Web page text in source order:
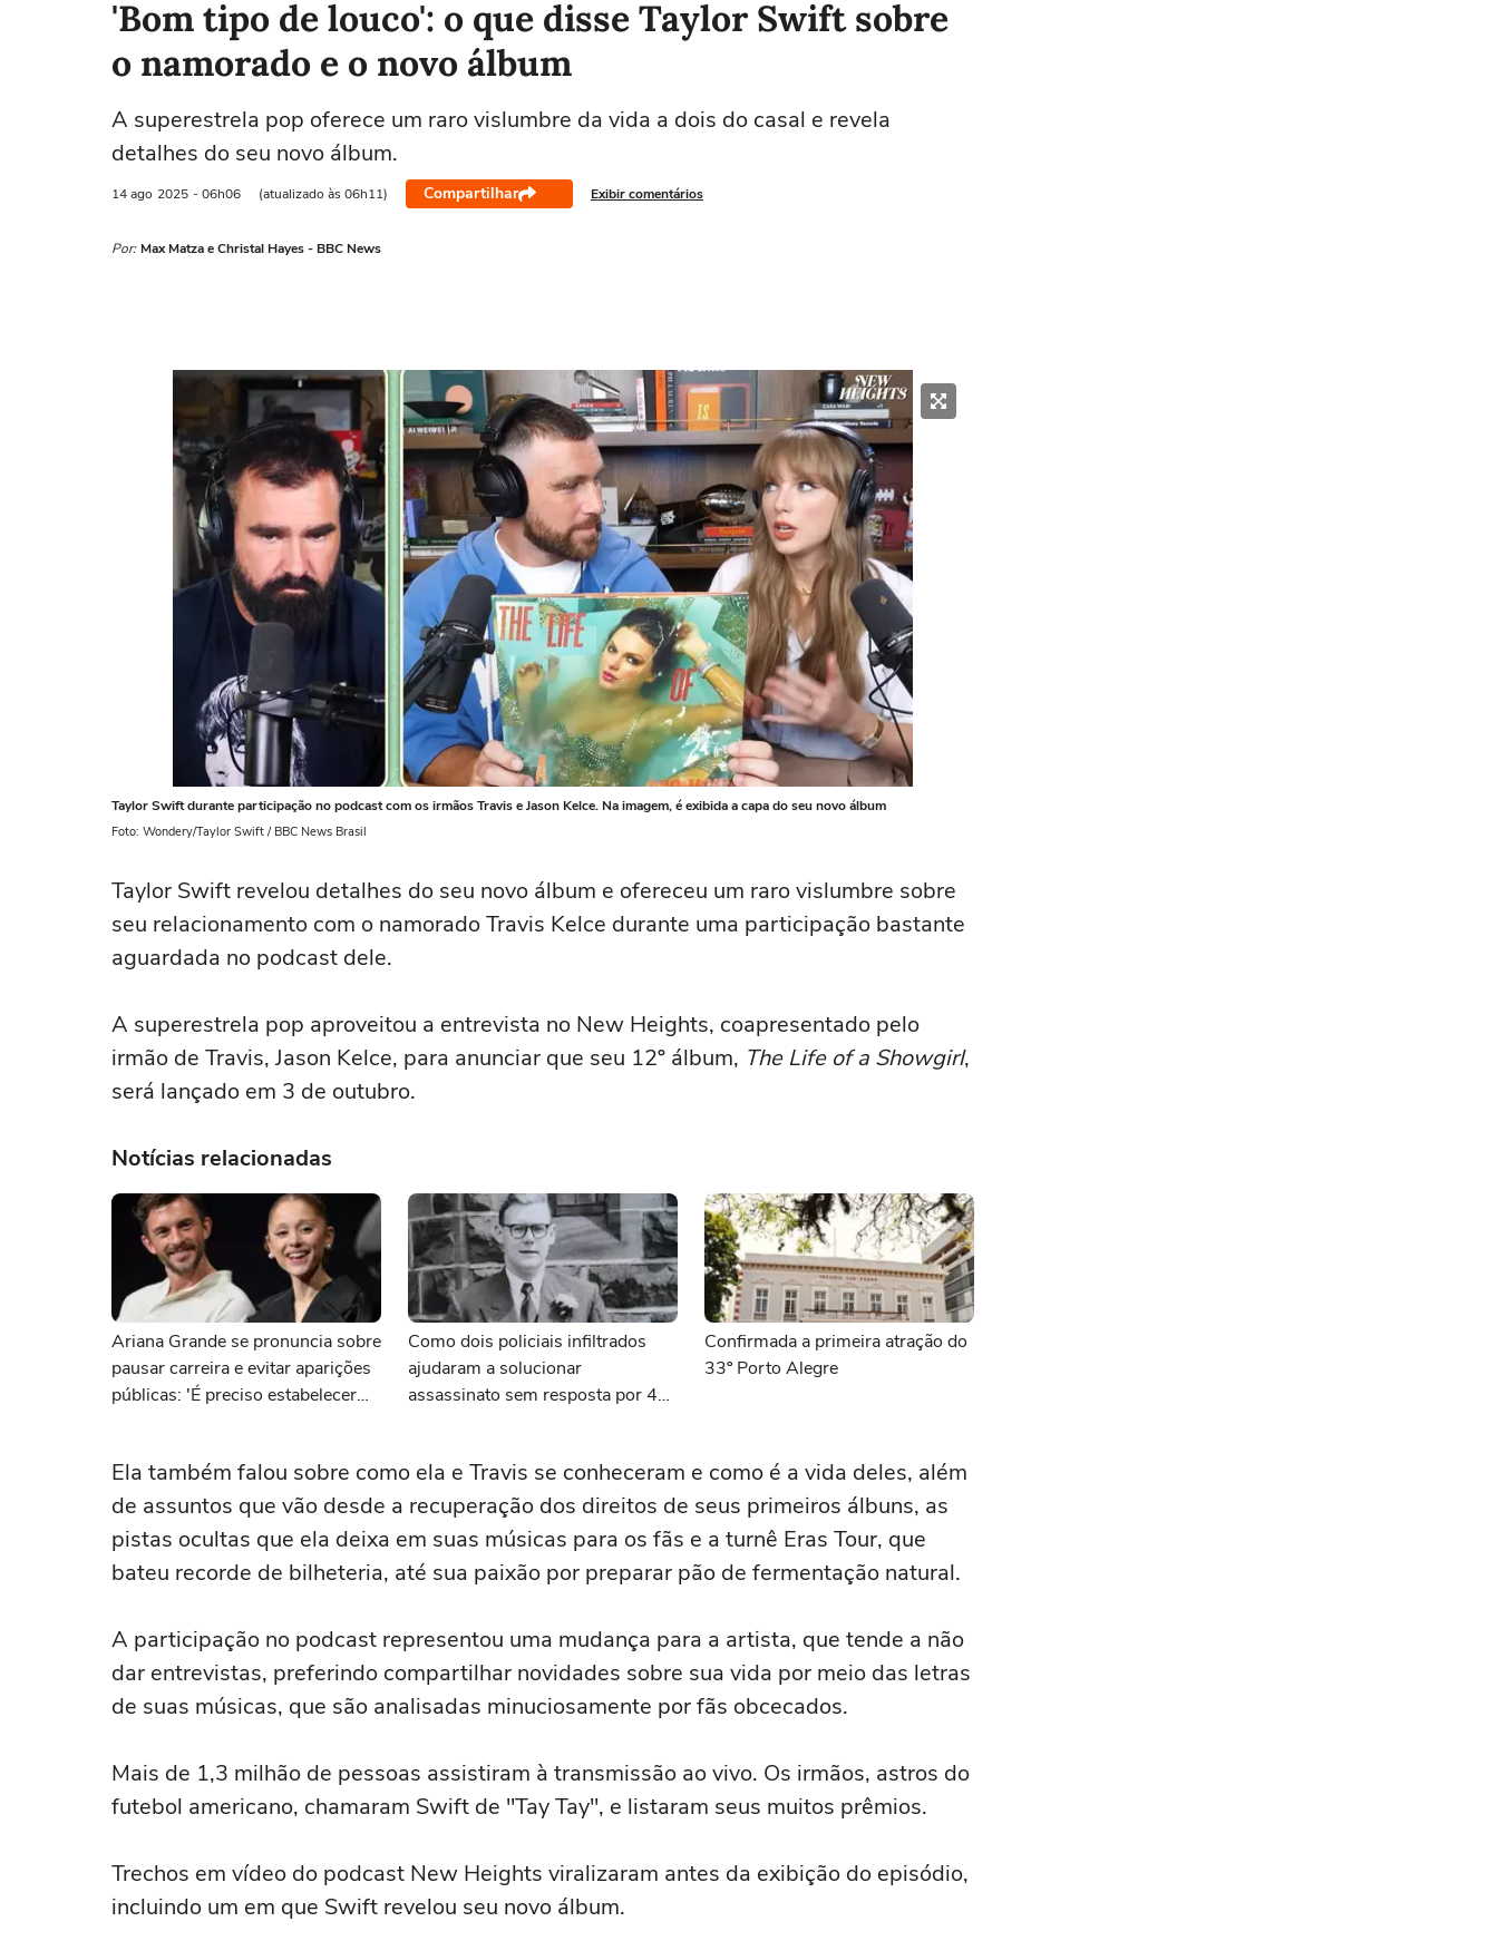
'Bom tipo de louco': o que disse Taylor Swift sobre
o namorado e o novo álbum
A superestrela pop oferece um raro vislumbre da vida a dois do casal e revela
detalhes do seu novo álbum.
14 ago 2025 - 06h06 (atualizado às 06h11) Compartilhar Exibir comentários
Por: Max Matza e Christal Hayes - BBC News
Taylor Swift durante participação no podcast com os irmãos Travis e Jason Kelce. Na imagem, é exibida a capa do seu novo álbum
Foto: Wondery/Taylor Swift / BBC News Brasil
Taylor Swift revelou detalhes do seu novo álbum e ofereceu um raro vislumbre sobre
seu relacionamento com o namorado Travis Kelce durante uma participação bastante
aguardada no podcast dele.
A superestrela pop aproveitou a entrevista no New Heights, coapresentado pelo
irmão de Travis, Jason Kelce, para anunciar que seu 12º álbum, The Life of a Showgirl,
será lançado em 3 de outubro.
Notícias relacionadas
Ariana Grande se pronuncia sobre
pausar carreira e evitar aparições
públicas: 'É preciso estabelecer
Como dois policiais infiltrados
ajudaram a solucionar
assassinato sem resposta por 40
Confirmada a primeira atração do
33º Porto Alegre
Ela também falou sobre como ela e Travis se conheceram e como é a vida deles, além
de assuntos que vão desde a recuperação dos direitos de seus primeiros álbuns, as
pistas ocultas que ela deixa em suas músicas para os fãs e a turnê Eras Tour, que
bateu recorde de bilheteria, até sua paixão por preparar pão de fermentação natural.
A participação no podcast representou uma mudança para a artista, que tende a não
dar entrevistas, preferindo compartilhar novidades sobre sua vida por meio das letras
de suas músicas, que são analisadas minuciosamente por fãs obcecados.
Mais de 1,3 milhão de pessoas assistiram à transmissão ao vivo. Os irmãos, astros do
futebol americano, chamaram Swift de "Tay Tay", e listaram seus muitos prêmios.
Trechos em vídeo do podcast New Heights viralizaram antes da exibição do episódio,
incluindo um em que Swift revelou seu novo álbum.